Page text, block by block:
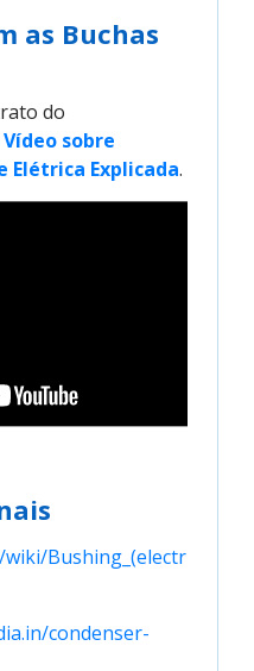
as Buchas
do
sobre
Elétrica Explicada.
Bushing_(electr
condenser-